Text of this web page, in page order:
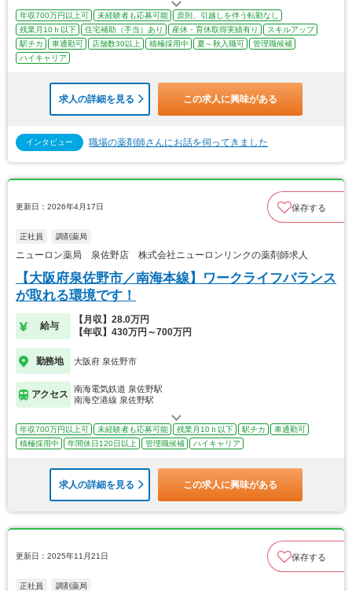
年収700万円以上可 未経験者も応募可能
原則、引越しを伴う転勤なし
残業月10ｈ以下
住宅補助（手当）あり 産休・育休取得実績有り
スキルアップ
駅チカ
車通勤可 店舗数30以上 積極採用中 夏～秋入職可
管理職候補
ハイキャリア
求人の詳細を見る この求人に興味がある
インタビュー 職場の薬剤師さんにお話を伺ってきました
更新日：2026年4月17日 保存する
正社員 調剤薬局
ニューロン薬局 泉佐野店 株式会社ニューロンリンクの薬剤師求人
【大阪府泉佐野市／南海本線】ワークライフバランス
が取れる環境です！
給与
【月収】28.0万円
【年収】430万円～700万円
勤務地 大阪府 泉佐野市
アクセス
南海電気鉄道 泉佐野駅
南海空港線 泉佐野駅
年収700万円以上可 未経験者も応募可能 残業月10ｈ以下 駅チカ
車通勤可
積極採用中
年間休日120日以上 管理職候補 ハイキャリア
求人の詳細を見る この求人に興味がある
更新日：2025年11月21日 保存する
正社員 調剤薬局